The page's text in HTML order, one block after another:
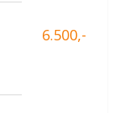
6.500,-